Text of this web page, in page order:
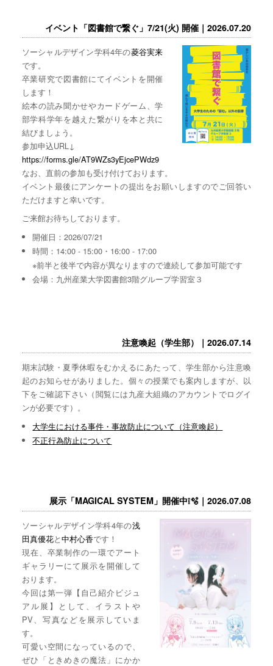
イベント「図書館で繋ぐ」7/21(火) 開催｜2026.07.20
ソーシャルデザイン学科4年の菱谷実来
です。
卒業研究で図書館にてイベントを開催
します！
絵本の読み聞かせやカードゲーム、学
部学科学年を越えた繋がりを本と共に
結びましょう。
参加申込URL↓
https://forms.gle/AT9WZs3yEjcePWdz9
なお、直前の参加も受け付けております。
イベント最後にアンケートの提出をお願いしますのでご回答い
ただけますと幸いです。
ご来館お待ちしております。
開催日：2026/07/21
時間：14:00 - 15:00・16:00 - 17:00
※前半と後半で内容が異なりますので連続して参加可能です
会場：九州産業大学図書館3階グループ学習室３
注意喚起（学生部）｜2026.07.14
期末試験・夏季休暇をむかえるにあたって、学生部から注意喚
起のお知らせがありました。個々の授業でも案内しますが、以
下をご確認下さい（閲覧には九産大組織のアカウントでログイ
ンが必要です）。
大学生における事件・事故防止について（注意喚起）
不正行為防止について
展示「MAGICAL SYSTEM」開催中❕🫧｜2026.07.08
ソーシャルデザイン学科4年の浅
田真優花と中村心香です！
現在、卒業制作の一環でアート
ギャラリーにて展示を開催して
おります。
今回は第一弾【自己紹介ビジュ
アル展】として、イラストや
PV、写真などを展示していま
す。
可愛い空間になっているので、
ぜひ「ときめきの魔法」にかか